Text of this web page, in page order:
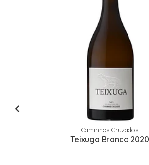
Caminhos Cruzados
Teixuga Branco 2020